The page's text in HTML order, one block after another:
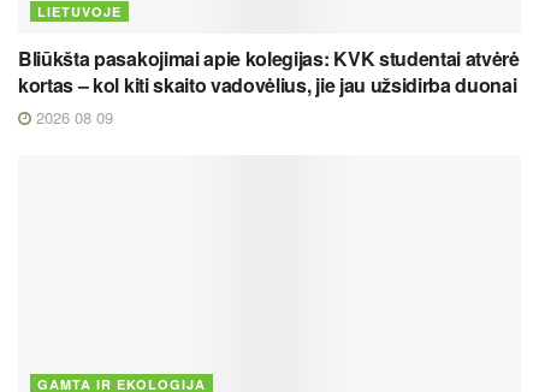
LIETUVOJE
Bliūkšta pasakojimai apie kolegijas: KVK studentai atvėrė
kortas – kol kiti skaito vadovėlius, jie jau užsidirba duonai
2026 08 09
GAMTA IR EKOLOGIJA